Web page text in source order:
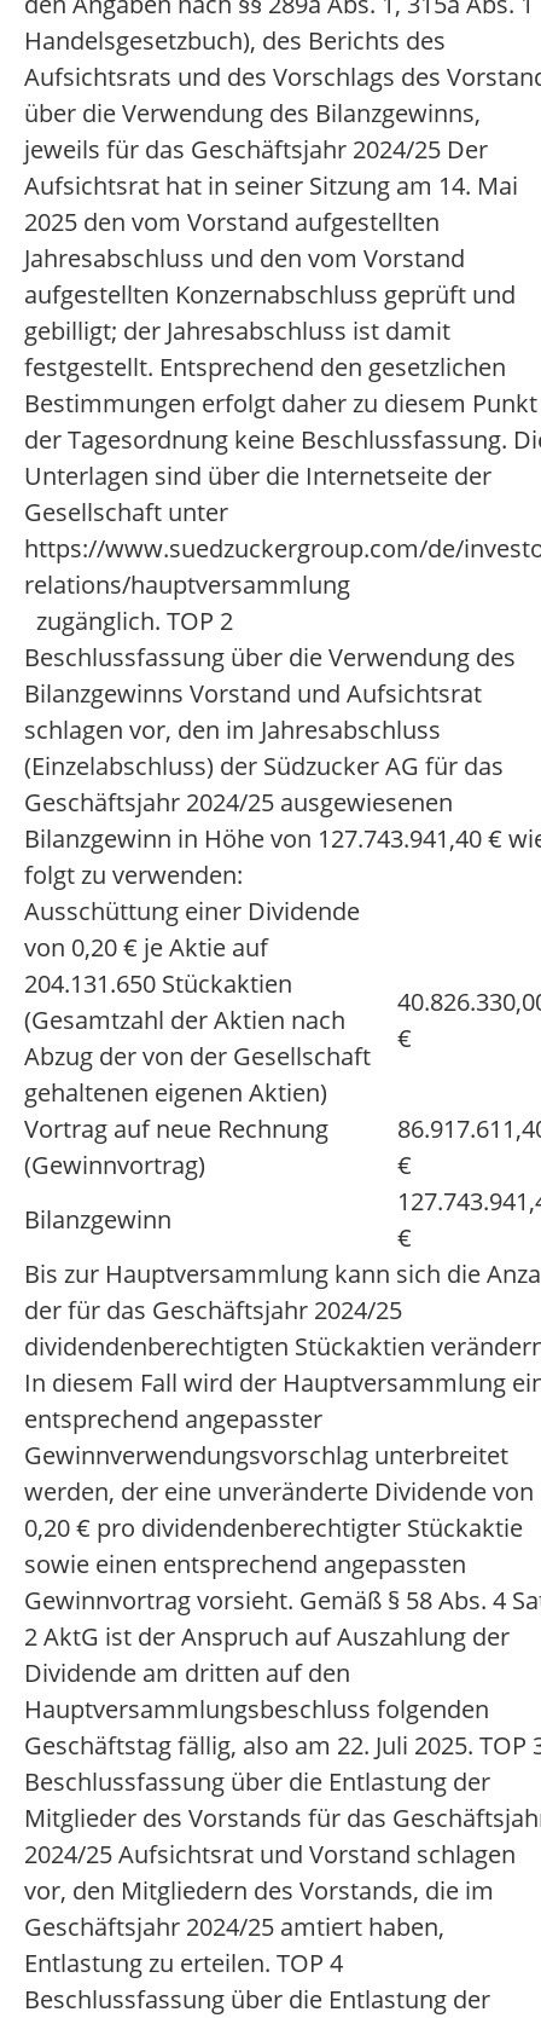
Handelsgesetzbuch), des Berichts des
Aufsichtsrats und des Vorschlags des
über die Verwendung des Bilanzgewinns,
jeweils für das Geschäftsjahr 2024/25 Der
Aufsichtsrat hat in seiner Sitzung am 14. Mai
2025 den vom Vorstand aufgestellten
Jahresabschluss und den vom Vorstand
aufgestellten Konzernabschluss geprüft und
gebilligt; der Jahresabschluss ist damit
festgestellt. Entsprechend den gesetzlichen
Bestimmungen erfolgt daher zu diesem Punkt
der Tagesordnung keine Beschlussfassung.
Unterlagen sind über die Internetseite der
Gesellschaft unter
https://www.suedzuckergroup.com/de/
relations/hauptversammlung
zugänglich. TOP 2
Beschlussfassung über die Verwendung des
Bilanzgewinns Vorstand und Aufsichtsrat
schlagen vor, den im Jahresabschluss
(Einzelabschluss) der Südzucker AG für das
Geschäftsjahr 2024/25 ausgewiesenen
Bilanzgewinn in Höhe von 127.743.941,40 €
folgt zu verwenden:
Ausschüttung einer Dividende
von 0,20 € je Aktie auf
204.131.650 Stückaktien
(Gesamtzahl der Aktien nach
Abzug der von der Gesellschaft
gehaltenen eigenen Aktien)
€
Vortrag auf neue Rechnung
(Gewinnvortrag)
€
Bilanzgewinn
€
Bis zur Hauptversammlung kann sich die
der für das Geschäftsjahr 2024/25
dividendenberechtigten Stückaktien
In diesem Fall wird der Hauptversammlung
entsprechend angepasster
Gewinnverwendungsvorschlag unterbreitet
werden, der eine unveränderte Dividende von
0,20 € pro dividendenberechtigter Stückaktie
sowie einen entsprechend angepassten
Gewinnvortrag vorsieht. Gemäß § 58 Abs. 4
2 AktG ist der Anspruch auf Auszahlung der
Dividende am dritten auf den
Hauptversammlungsbeschluss folgenden
Geschäftstag fällig, also am 22. Juli 2025. TOP
Beschlussfassung über die Entlastung der
Mitglieder des Vorstands für das
2024/25 Aufsichtsrat und Vorstand schlagen
vor, den Mitgliedern des Vorstands, die im
Geschäftsjahr 2024/25 amtiert haben,
Entlastung zu erteilen. TOP 4
Beschlussfassung über die Entlastung der